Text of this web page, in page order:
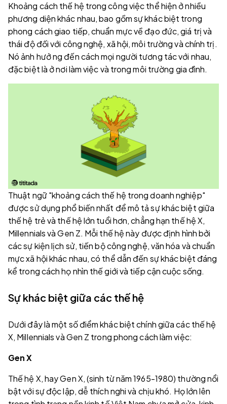
Khoảng cách thế hệ trong công việc thể hiện ở nhiều
phương diện khác nhau, bao gồm sự khác biệt trong
phong cách giao tiếp, chuẩn mực về đạo đức, giá trị và
thái độ đối với công nghệ, xã hội, môi trường và chính trị.
Nó ảnh hưở ng đến cách mọi người tương tác với nhau,
đặc biệt là ở nơi làm việc và trong môi trường gia đình.
Thuật ngữ "khoảng cách thế hệ trong doanh nghiệp"
được sử dụng phổ biến nhất để mô tả sự khác biệt giữa
thế hệ trẻ và thế hệ lớn tuổi hơn, chẳng hạn thế hệ X,
Millennials và Gen Z. Mỗi thế hệ này được định hình bởi
các sự kiện lịch sử, tiến bộ công nghệ, văn hóa và chuẩn
mực xã hội khác nhau, có thể dẫn đến sự khác biệt đáng
kể trong cách họ nhìn thế giới và tiếp cận cuộc sống.
Sự khác biệt giữa các thế hệ
Dưới đây là một số điểm khác biệt chính giữa các thế hệ
X, Millennials và Gen Z trong phong cách làm việc:
Gen X
Thế hệ X, hay Gen X, (sinh từ năm 1965-1980) thường nổi
bật với sự độc lập, dễ thích nghi và chịu khó. Họ lớn lên